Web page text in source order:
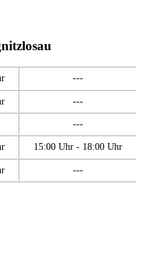
---
---
---
15:00 Uhr - 18:00 Uhr
---